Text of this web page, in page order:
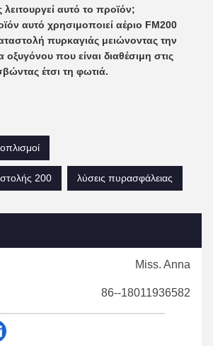
αυτό το προϊόν;
αυτό χρησιμοποιεί αέριο FM200
πυρκαγιάς μειώνοντας την
που είναι διαθέσιμη στις
έτσι τη φωτιά.
200 λύσεις πυρασφάλειας
Miss. Anna
86--18011936582